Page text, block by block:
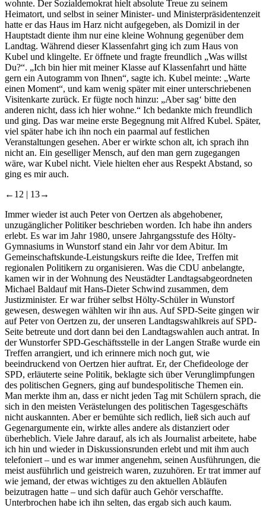
wohnte. Der Sozialdemokrat hielt absolute Treue zu seinem
Heimatort, und selbst in seiner Minister- und Ministerpräsidentenzeit
hatte er das Haus im Harz nicht aufgegeben, als Domizil in der
Hauptstadt diente ihm nur eine kleine Wohnung gegenüber dem
Landtag. Während dieser Klassenfahrt ging ich zum Haus von
Kubel und klingelte. Er öffnete und fragte freundlich „Was willst
Du?“. „Ich bin hier mit meiner Klasse auf Klassenfahrt und hätte
gern ein Autogramm von Ihnen“, sagte ich. Kubel meinte: „Warte
einen Moment“, und kam wenig später mit einer unterschriebenen
Visitenkarte zurück. Er fügte noch hinzu: „Aber sag‘ bitte den
anderen nicht, dass ich hier wohne.“ Ich bedankte mich freundlich
und ging. Das war meine erste Begegnung mit Alfred Kubel. Später,
viel später habe ich ihn noch ein paarmal auf festlichen
Veranstaltungen gesehen. Aber er wirkte schon alt, ich sprach ihn
nicht an. Ein geselliger Mensch, auf den man gern zugegangen
wäre, war Kubel nicht. Viele hielten eher aus Respekt Abstand, so
ging es mir auch.
←12 | 13→
Immer wieder ist auch Peter von Oertzen als abgehobener,
unzugänglicher Politiker beschrieben worden. Ich habe ihn anders
erlebt. Es war im Jahr 1980, unsere Jahrgangsstufe des Hölty-
Gymnasiums in Wunstorf stand ein Jahr vor dem Abitur. Im
Gemeinschaftskunde-Leistungskurs reifte die Idee, Treffen mit
regionalen Politikern zu organisieren. Was die CDU anbelangte,
kamen wir in der Wohnung des Neustädter Landtagsabgeordneten
Michael Baldauf mit Hans-Dieter Schwind zusammen, dem
Justizminister. Er war früher selbst Hölty-Schüler in Wunstorf
gewesen, deswegen wählten wir ihn aus. Auf SPD-Seite gingen wir
auf Peter von Oertzen zu, der unseren Landtagswahlkreis auf SPD-
Seite betreute und dort dann bei den Landtagswahlen auch antrat. In
der Wunstorfer SPD-Geschäftsstelle in der Langen Straße wurde ein
Treffen arrangiert, und ich erinnere mich noch gut, wie
beeindruckend von Oertzen hier auftrat. Er, der Chefideologe der
SPD, erläuterte seine Politik, beklagte sich über Verunglimpfungen
des politischen Gegners, ging auf bundespolitische Themen ein.
Man merkte ihm an, dass er nicht jeden Tag mit Schülern sprach, die
sich in den meisten Verästelungen des politischen Tagesgeschäfts
nicht auskannten. Aber er bemühte sich redlich, ließ sich auch auf
Gegenargumente ein, wirkte alles andere als distanziert oder
überheblich. Viele Jahre darauf, als ich als Journalist arbeitete, habe
ich hin und wieder in Diskussionsrunden erlebt und mit ihm auch
telefoniert – und es war immer angenehm, seinen Ausführungen, die
meist ausführlich und geistreich waren, zuzuhören. Er trat immer auf
wie jemand, der etwas wichtiges zu den aktuellen Abläufen
beizutragen hatte – und sich dafür auch Gehör verschaffte.
Unterbrochen habe ich ihn selten, das ergab sich auch kaum.